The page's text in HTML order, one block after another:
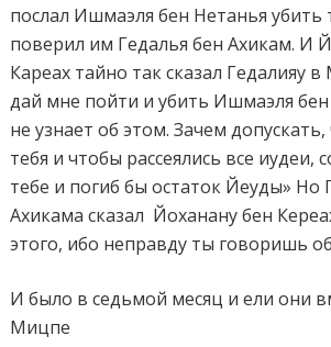
послал Ишмаэля бен Нетанья убить
поверил им Гедалья бен Ахикам. И
Кареах тайно так сказал Гедалияу
дай мне пойти и убить Ишмаэля
не узнает об этом. Зачем
тебя и чтобы рассеялись все иудеи,
тебе и погиб бы остаток Йеуды» Но
Ахикама сказал Йоханану бен
этого, ибо неправду ты говоришь
И было в седьмой месяц и ели они
Мицпе